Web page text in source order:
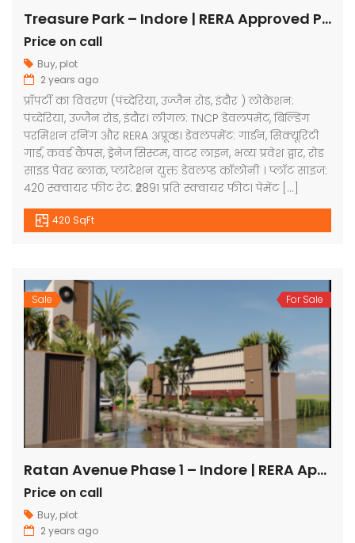
Treasure Park – Indore | RERA Approved Plots
Price on call
Buy, plot
2 years ago
प्रॉपर्टी का विवरण (पंच्देरिया, उज्जैन रोड, इंदौर ) लोकेशन:
पंच्देरिया, उज्जैन रोड, इंदौर। लीगल: TNCP डेवलपमेंट, बिल्डिंग
परमिशन रनिंग और RERA अप्रूव्ड। डेवलपमेंट: गार्डन, सिक्यूरिटी
गार्ड, कवर्ड कैंपस, ड्रेनेज सिस्टम, वाटर लाइन, भव्य प्रवेश द्वार, रोड
साइड पेवर ब्लाक, प्लांटेशन युक्त डेवलप्ड कॉलोनी । प्लॉट साइज:
420 स्क्वायर फीट रेट: ₹2891 प्रति स्क्वायर फीट। पेमेंट […]
420 SqFt
Sale For Sale
Ratan Avenue Phase 1 – Indore | RERA Approved Plots
Price on call
Buy, plot
2 years ago